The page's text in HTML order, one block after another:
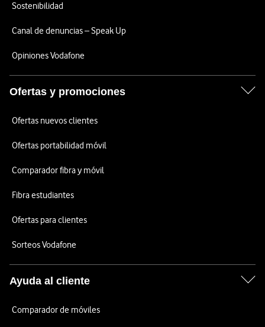
Sostenibilidad
Canal de denuncias – Speak Up
Opiniones Vodafone
Ofertas y promociones
Ofertas nuevos clientes
Ofertas portabilidad móvil
Comparador fibra y móvil
Fibra estudiantes
Ofertas para clientes
Sorteos Vodafone
Ayuda al cliente
Comparador de móviles